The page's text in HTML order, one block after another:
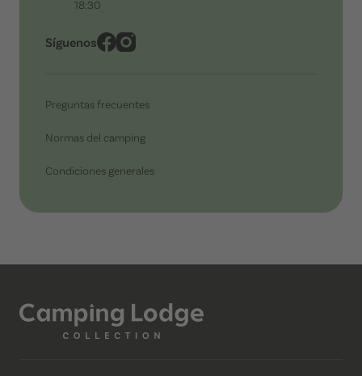
18:30
Síguenos
Preguntas frecuentes
Normas del camping
Condiciones generales